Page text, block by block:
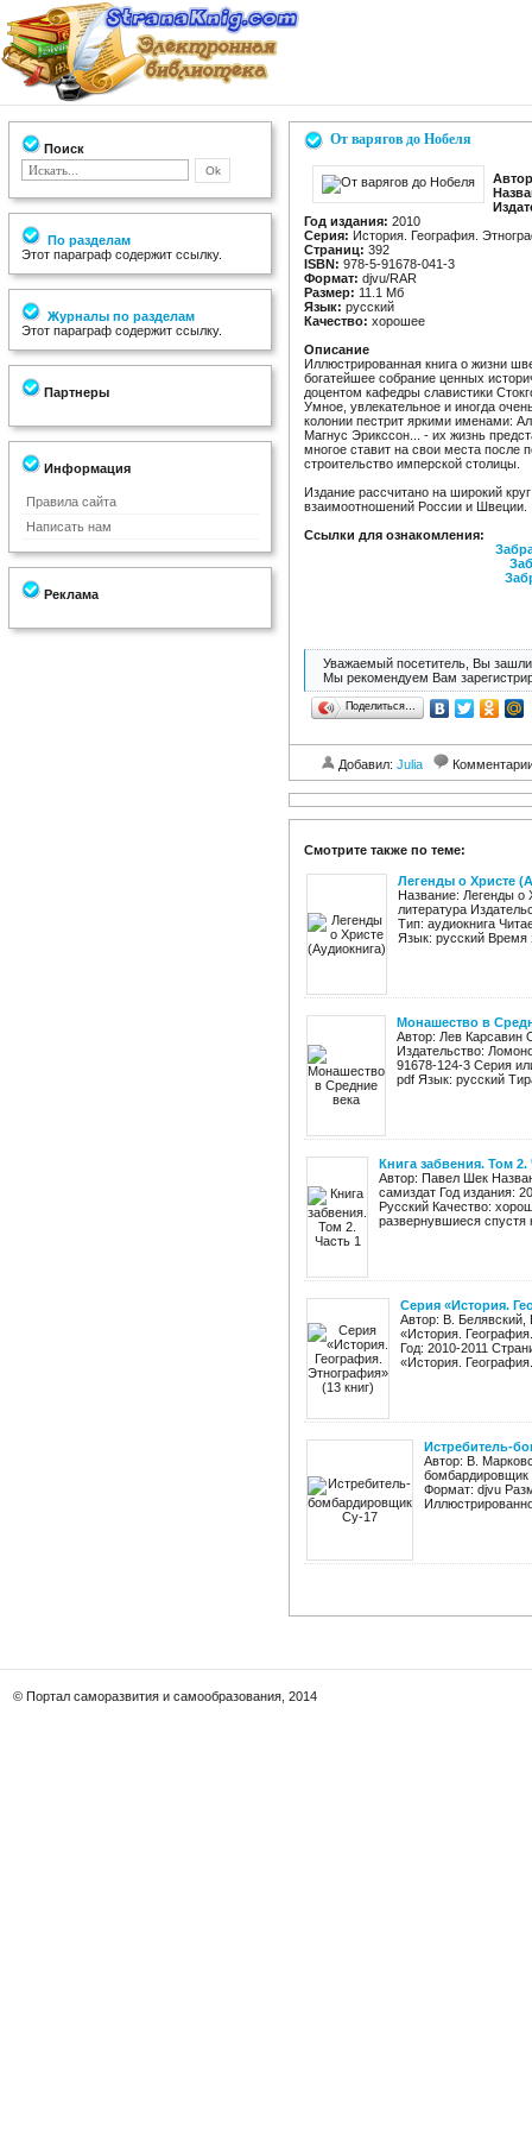
Поиск
По разделам
Этот параграф содержит ссылку.
Журналы по разделам
Этот параграф содержит ссылку.
Партнеры
Информация
Правила сайта
Написать нам
Реклама
От варягов до Нобеля
Год издания: 2010
Серия: История. География.
Страниц: 392
ISBN: 978-5-91678-041-3
Формат: djvu/RAR
Размер: 11.1 Мб
Язык: русский
Качество: хорошее
Описание
Иллюстрированная книга о жизни
богатейшее собрание ценных
доцентом кафедры славистики
Умное, увлекательное и иногда
колонии пестрит яркими именами:
Магнус Эрикссон... - их жизнь
многое ставит на свои места после
строительство имперской столицы.
Издание рассчитано на широкий
взаимоотношений России и Швеции.
Ссылки для ознакомления:
Уважаемый посетитель, Вы зашли
Мы рекомендуем Вам
Поделиться…
Добавил: Julia
Смотрите также по теме:
Легенды о Христе
Название: Легенды
литература
Тип: аудиокнига
Язык: русский Время
Монашество в
Автор: Лев Карсавин
Издательство:
91678-124-3 Серия
pdf Язык: русский
Книга забвения. Том 2.
Автор: Павел Шек
самиздат Год издания:
Русский Качество:
развернувшиеся спустя
Серия «История.
Автор: В. Белявский,
«История.
Год: 2010-2011
«История.
Истребитель-
Автор: В.
бомбардировщик
Формат: djvu
© Портал саморазвития и самообразования, 2014